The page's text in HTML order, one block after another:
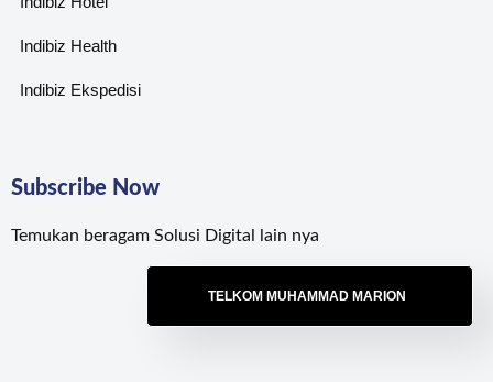
Indibiz Health
Indibiz Ekspedisi
Subscribe Now
Temukan beragam Solusi Digital lain nya
TELKOM MUHAMMAD MARION